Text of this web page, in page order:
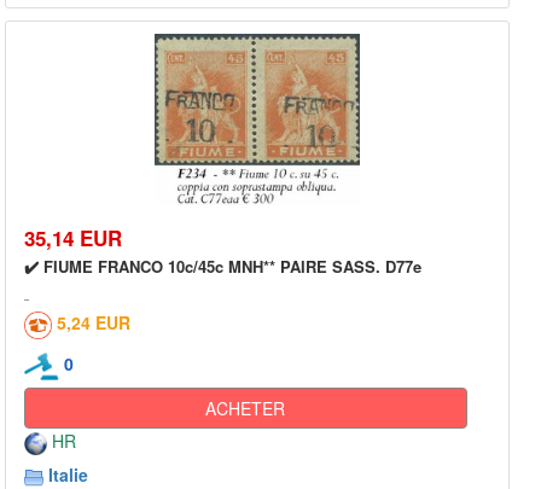
35,14 EUR
✔️ FIUME FRANCO 10c/45c MNH** PAIRE SASS. D77e
5,24 EUR
0
ACHETER
HR
Italie